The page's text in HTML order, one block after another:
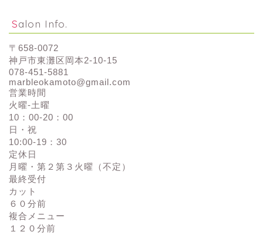
Salon Info.
〒658-0072
神戸市東灘区岡本2-10-15
078-451-5881
marbleokamoto@gmail.com
営業時間
火曜-土曜
10：00-20：00
日・祝
10:00-19：30
定休日
月曜・第２第３火曜（不定）
最終受付
カット
６０分前
複合メニュー
１２０分前